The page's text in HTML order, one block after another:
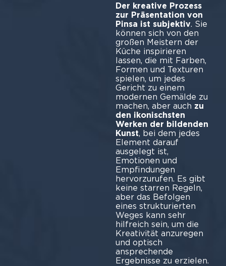
Der kreative Prozess
zur Präsentation von
Pinsa ist subjektiv. Sie
können sich von den
großen Meistern der
Küche inspirieren
lassen, die mit Farben,
Formen und Texturen
spielen, um jedes
Gericht zu einem
modernen Gemälde zu
machen, aber auch zu
den ikonischsten
Werken der bildenden
Kunst, bei dem jedes
Element darauf
ausgelegt ist,
Emotionen und
Empfindungen
hervorzurufen. Es gibt
keine starren Regeln,
aber das Befolgen
eines strukturierten
Weges kann sehr
hilfreich sein, um die
Kreativität anzuregen
und optisch
ansprechende
Ergebnisse zu erzielen.